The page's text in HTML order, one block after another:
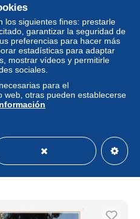
DE LA VIEILLE VILLE
los siguientes fines: prestarle
garantizar la seguridad de
preferencias para hacer más
estadísticas para adaptar
mostrar vídeos y permitirle
sociales.
para el
web, otras pueden establecerse